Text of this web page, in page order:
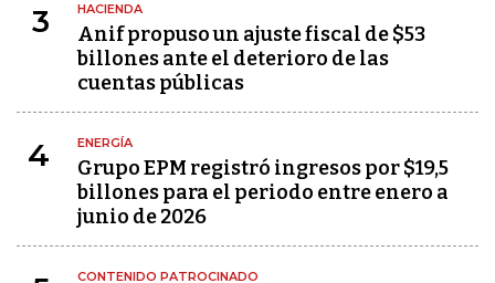
3 HACIENDA
Anif propuso un ajuste fiscal de $53
billones ante el deterioro de las
cuentas públicas
4 ENERGÍA
Grupo EPM registró ingresos por $19,5
billones para el periodo entre enero a
junio de 2026
CONTENIDO PATROCINADO